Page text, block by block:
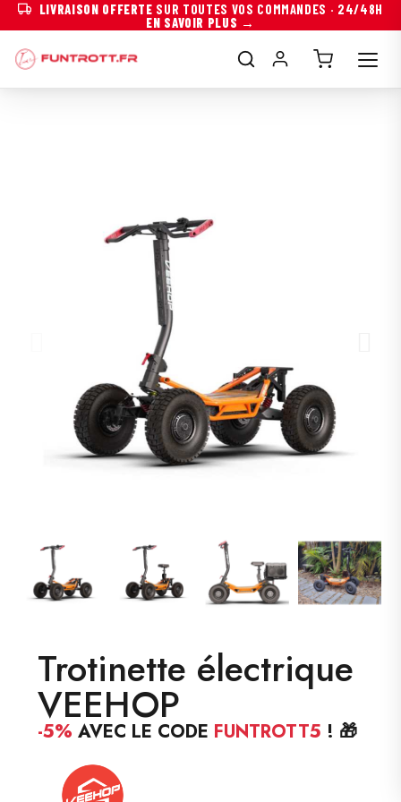
LIVRAISON OFFERTE SUR TOUTES VOS COMMANDES · 24/48H
EN SAVOIR PLUS →
Trotinette électrique
VEEHOP
-5% AVEC LE CODE FUNTROTT5 ! 🎁